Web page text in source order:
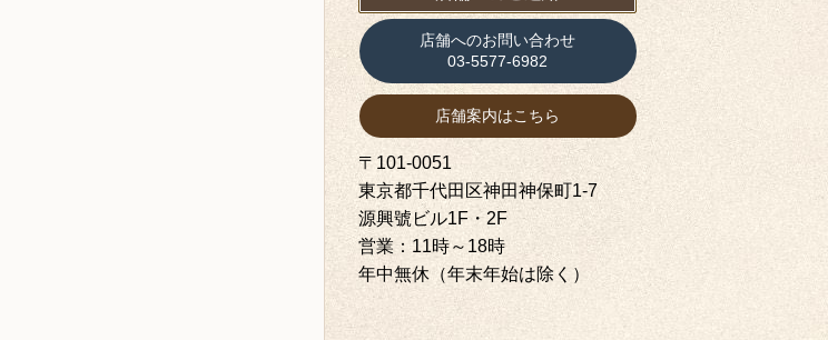
店舗へのお問い合わせ
03-5577-6982
店舗案内はこちら
〒101-0051
東京都千代田区神田神保町1‐7
源興號ビル1F・2F
営業：11時～18時
年中無休（年末年始は除く）